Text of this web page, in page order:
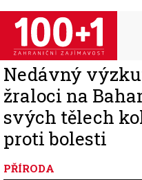
Přejít
hlavnímu
obsahu
Nedávný
žraloci na
svých tělech
proti bolesti
PŘÍRODA